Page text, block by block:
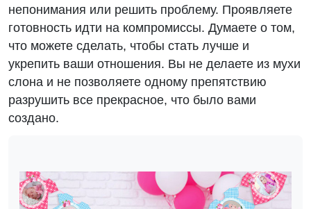
непонимания или решить проблему. Проявляете
готовность идти на компромиссы. Думаете о том,
что можете сделать, чтобы стать лучше и
укрепить ваши отношения. Вы не делаете из мухи
слона и не позволяете одному препятствию
разрушить все прекрасное, что было вами
создано.